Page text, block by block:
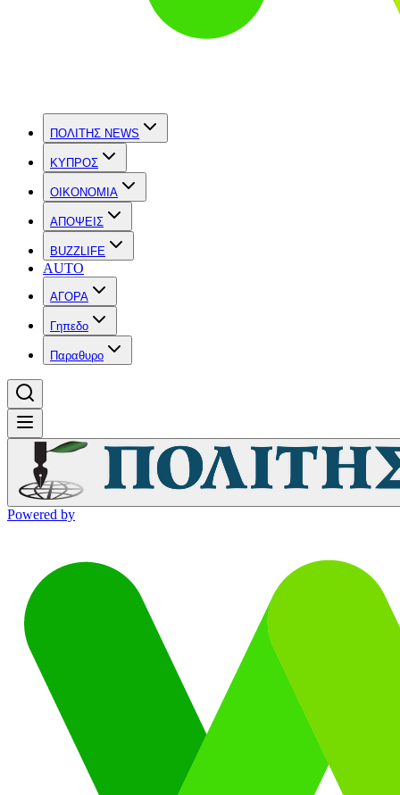
ΠΟΛΙΤΗΣ NEWS
ΚΥΠΡΟΣ
OIKONOMIA
ΑΠΟΨΕΙΣ
BUZZLIFE
AUTO
ΑΓΟΡΑ
Γηπεδο
Παραθυρο
Powered by